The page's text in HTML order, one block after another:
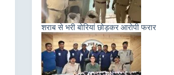
शराब से भरी बोरियां छोड़कर आरोपी फरार